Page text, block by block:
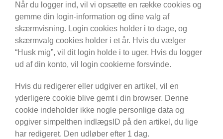
Når du logger ind, vil vi opsætte en række cookies og
gemme din login-information og dine valg af
skærmvisning. Login cookies holder i to dage, og
skærmvalg cookies holder i et år. Hvis du vælger
“Husk mig”, vil dit login holde i to uger. Hvis du logger
ud af din konto, vil login cookierne forsvinde.
Hvis du redigerer eller udgiver en artikel, vil en
yderligere cookie blive gemt i din browser. Denne
cookie indeholder ikke nogle personlige data og
opgiver simpelthen indlægsID på den artikel, du lige
har redigeret. Den udløber efter 1 dag.